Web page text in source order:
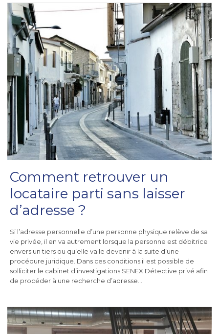
Comment retrouver un
locataire parti sans laisser
d’adresse ?
Si l’adresse personnelle d’une personne physique relève de sa
vie privée, il en va autrement lorsque la personne est débitrice
envers un tiers ou qu’elle va le devenir à la suite d’une
procédure juridique. Dans ces conditions il est possible de
solliciter le cabinet d’investigations SENEX Détective privé afin
de procéder à une recherche d’adresse….